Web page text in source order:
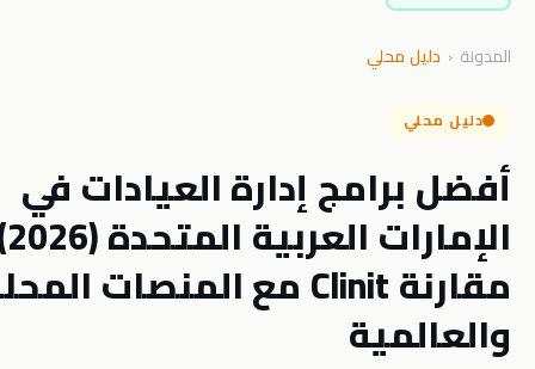
محلي
إدارة العيادات في
الإمارات العربية المتحدة (2026):
مقارنة Clinit مع المنصات المحلية